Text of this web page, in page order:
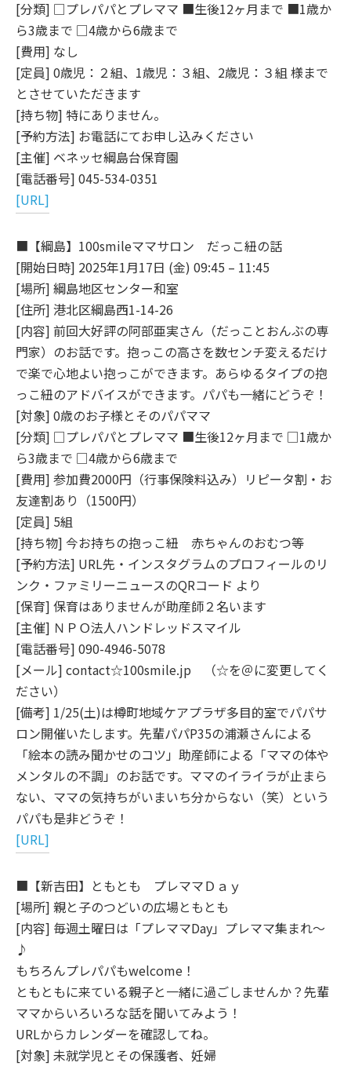
[分類] □プレパパとプレママ ■生後12ヶ月まで ■1歳か
ら3歳まで □4歳から6歳まで
[費用] なし
[定員] 0歳児：２組、1歳児：３組、2歳児：３組 様まで
とさせていただきます
[持ち物] 特にありません。
[予約方法] お電話にてお申し込みください
[主催] ベネッセ綱島台保育園
[電話番号] 045-534-0351
[URL]
■【綱島】100smileママサロン だっこ紐の話
[開始日時] 2025年1月17日 (金) 09:45 – 11:45
[場所] 綱島地区センター和室
[住所] 港北区綱島西1-14-26
[内容] 前回大好評の阿部亜実さん（だっことおんぶの専
門家）のお話です。抱っこの高さを数センチ変えるだけ
で楽で心地よい抱っこができます。あらゆるタイプの抱
っこ紐のアドバイスができます。パパも一緒にどうぞ！
[対象] 0歳のお子様とそのパパママ
[分類] □プレパパとプレママ ■生後12ヶ月まで □1歳か
ら3歳まで □4歳から6歳まで
[費用] 参加費2000円（行事保険料込み）リピータ割・お
友達割あり（1500円）
[定員] 5組
[持ち物] 今お持ちの抱っこ紐 赤ちゃんのおむつ等
[予約方法] URL先・インスタグラムのプロフィールのリ
ンク・ファミリーニュースのQRコード より
[保育] 保育はありませんが助産師２名います
[主催] ＮＰＯ法人ハンドレッドスマイル
[電話番号] 090-4946-5078
[メール] contact☆100smile.jp （☆を＠に変更してく
ださい）
[備考] 1/25(土)は樽町地域ケアプラザ多目的室でパパサ
ロン開催いたします。先輩パパP35の浦瀬さんによる
「絵本の読み聞かせのコツ」助産師による「ママの体や
メンタルの不調」のお話です。ママのイライラが止まら
ない、ママの気持ちがいまいち分からない（笑）という
パパも是非どうぞ！
[URL]
■【新吉田】ともとも プレママＤａｙ
[場所] 親と子のつどいの広場ともとも
[内容] 毎週土曜日は「プレママDay」プレママ集まれ～
♪
もちろんプレパパもwelcome！
ともともに来ている親子と一緒に過ごしませんか？先輩
ママからいろいろな話を聞いてみよう！
URLからカレンダーを確認してね。
[対象] 未就学児とその保護者、妊婦